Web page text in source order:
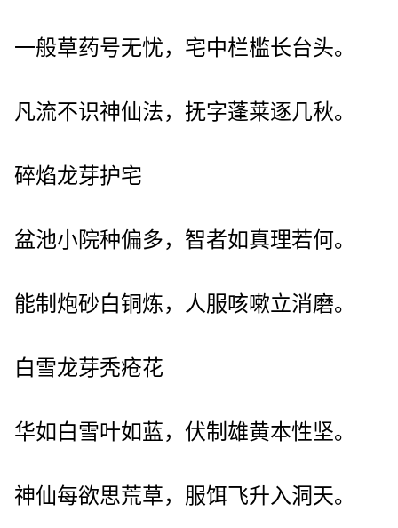
一般草药号无忧，宅中栏槛长台头。
凡流不识神仙法，抚字蓬莱逐几秋。
碎焰龙芽护宅
盆池小院种偏多，智者如真理若何。
能制炮砂白铜炼，人服咳嗽立消磨。
白雪龙芽秃疮花
华如白雪叶如蓝，伏制雄黄本性坚。
神仙每欲思荒草，服饵飞升入洞天。